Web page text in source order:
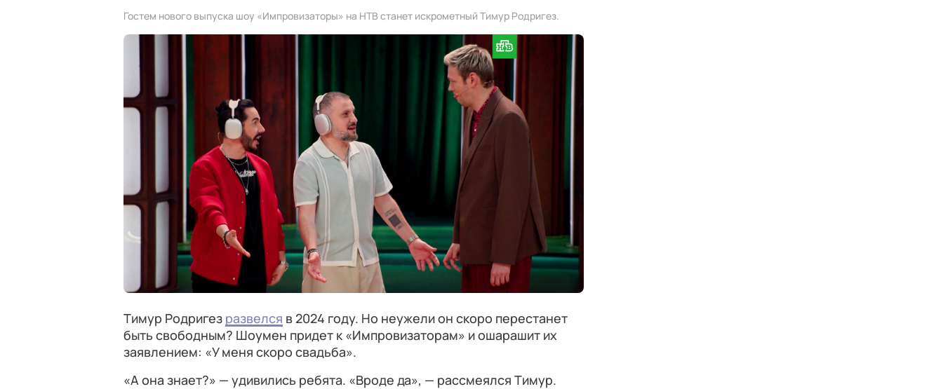
Гостем нового выпуска шоу «Импровизаторы» на НТВ станет искрометный Тимур Родригез.
Тимур Родригез развелся в 2024 году. Но неужели он скоро перестанет
быть свободным? Шоумен придет к «Импровизаторам» и ошарашит их
заявлением: «У меня скоро свадьба».
«А она знает?» — удивились ребята. «Вроде да», — рассмеялся Тимур.